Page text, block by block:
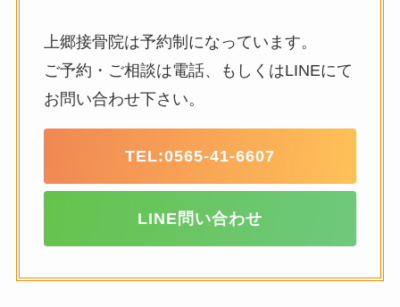
上郷接骨院は予約制になっています。
ご予約・ご相談は電話、もしくはLINEにて
お問い合わせ下さい。
TEL:0565-41-6607
LINE問い合わせ